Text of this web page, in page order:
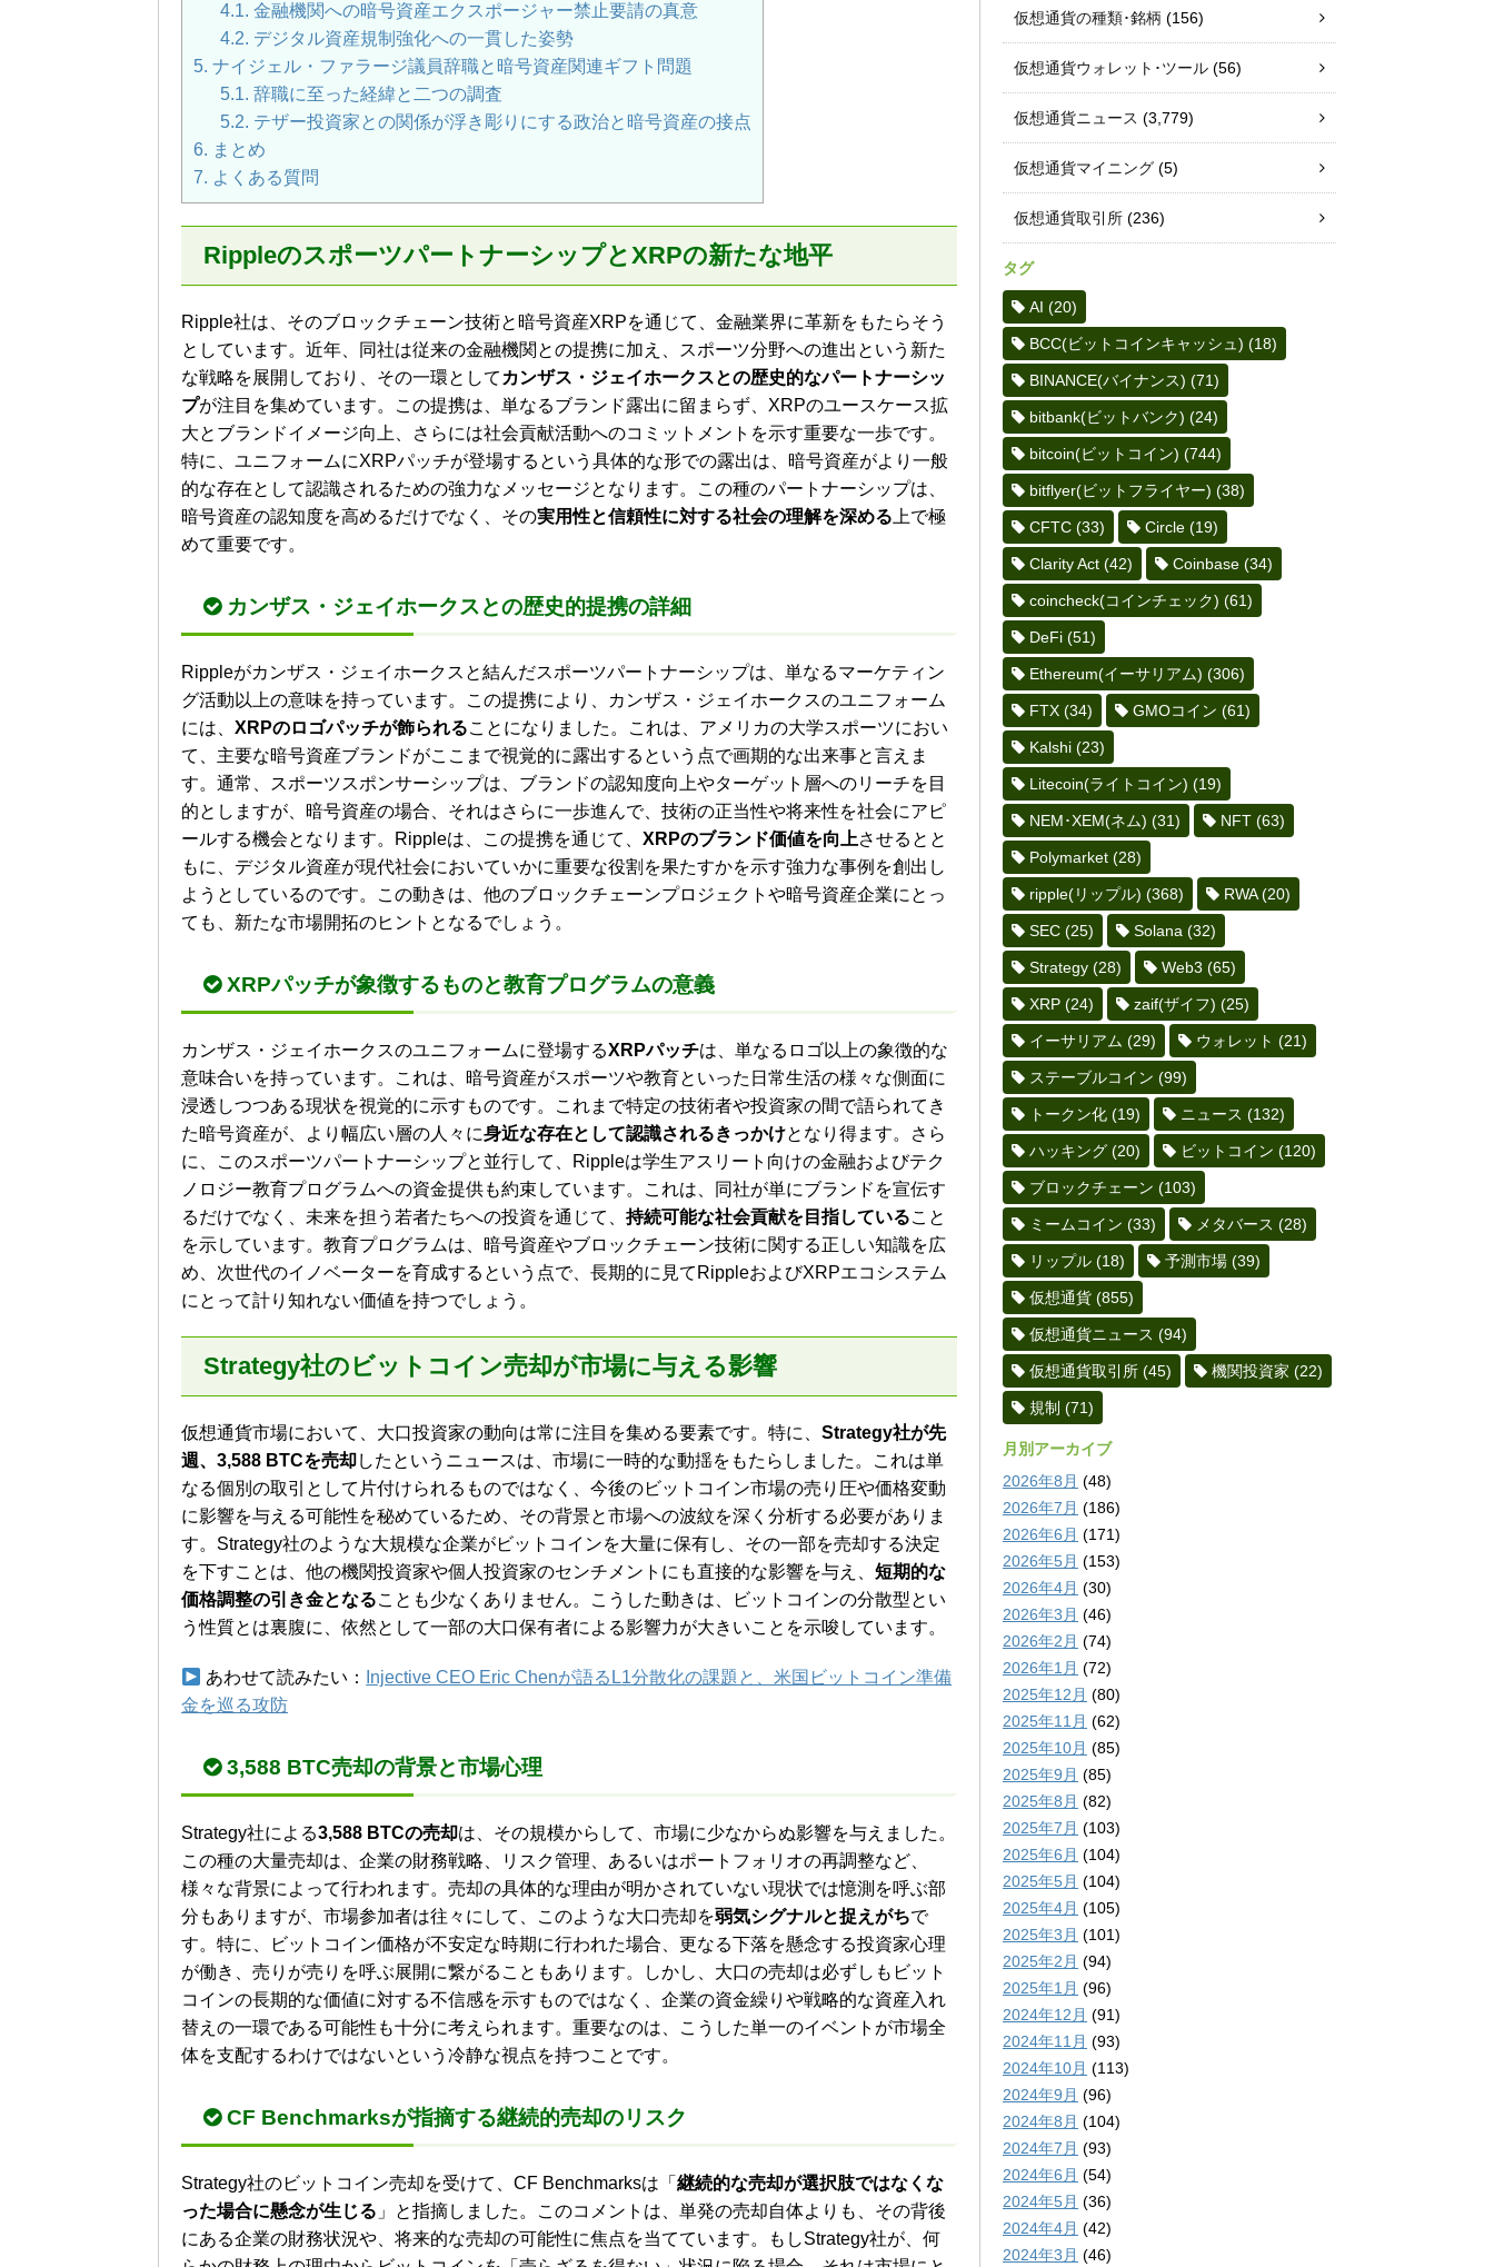
4.1. 金融機関への暗号資産エクスポージャー禁止要請の真意
4.2. デジタル資産規制強化への一貫した姿勢
5. ナイジェル・ファラージ議員辞職と暗号資産関連ギフト問題
5.1. 辞職に至った経緯と二つの調査
5.2. テザー投資家との関係が浮き彫りにする政治と暗号資産の接点
6. まとめ
7. よくある質問
RippleのスポーツパートナーシップとXRPの新たな地平
Ripple社は、そのブロックチェーン技術と暗号資産XRPを通じて、金融業界に革新をもたらそう
としています。近年、同社は従来の金融機関との提携に加え、スポーツ分野への進出という新た
な戦略を展開しており、その一環として カンザス・ジェイホークスとの歴史的なパートナーシッ
プが注目を集めています。この提携は、単なるブランド露出に留まらず、XRPのユースケース拡
大とブランドイメージ向上、さらには社会貢献活動へのコミットメントを示す重要な一歩です。
特に、ユニフォームにXRPパッチが登場するという具体的な形での露出は、暗号資産がより一般
的な存在として認識されるための強力なメッセージとなります。この種のパートナーシップは、
暗号資産の認知度を高めるだけでなく、その実用性と信頼性に対する社会の理解を深める 上で極
めて重要です。
カンザス・ジェイホークスとの歴史的提携の詳細
Rippleがカンザス・ジェイホークスと結んだスポーツパートナーシップは、単なるマーケティン
グ活動以上の意味を持っています。この提携により、カンザス・ジェイホークスのユニフォーム
には、 XRPのロゴパッチが飾られることになりました。これは、アメリカの大学スポーツにおい
て、主要な暗号資産ブランドがここまで視覚的に露出するという点で画期的な出来事と言えま
す。通常、スポーツスポンサーシップは、ブランドの認知度向上やターゲット層へのリーチを目
的としますが、暗号資産の場合、それはさらに一歩進んで、技術の正当性や将来性を社会にアピ
ールする機会となります。Rippleは、この提携を通じて、 XRPのブランド価値を向上させるとと
もに、デジタル資産が現代社会においていかに重要な役割を果たすかを示す強力な事例を創出し
ようとしているのです。この動きは、他のブロックチェーンプロジェクトや暗号資産企業にとっ
ても、新たな市場開拓のヒントとなるでしょう。
XRPパッチが象徴するものと教育プログラムの意義
カンザス・ジェイホークスのユニフォームに登場するXRPパッチは、単なるロゴ以上の象徴的な
意味合いを持っています。これは、暗号資産がスポーツや教育といった日常生活の様々な側面に
浸透しつつある現状を視覚的に示すものです。これまで特定の技術者や投資家の間で語られてき
た暗号資産が、より幅広い層の人々に身近な存在として認識されるきっかけとなり得ます。さら
に、このスポーツパートナーシップと並行して、Rippleは学生アスリート向けの金融およびテク
ノロジー教育プログラムへの資金提供も約束しています。これは、同社が単にブランドを宣伝す
るだけでなく、未来を担う若者たちへの投資を通じて、 持続可能な社会貢献を目指していること
を示しています。教育プログラムは、暗号資産やブロックチェーン技術に関する正しい知識を広
め、次世代のイノベーターを育成するという点で、長期的に見てRippleおよびXRPエコシステム
にとって計り知れない価値を持つでしょう。
Strategy社のビットコイン売却が市場に与える影響
仮想通貨市場において、大口投資家の動向は常に注目を集める要素です。特に、 Strategy社が先
週、3,588 BTCを売却したというニュースは、市場に一時的な動揺をもたらしました。これは単
なる個別の取引として片付けられるものではなく、今後のビットコイン市場の売り圧や価格変動
に影響を与える可能性を秘めているため、その背景と市場への波紋を深く分析する必要がありま
す。Strategy社のような大規模な企業がビットコインを大量に保有し、その一部を売却する決定
を下すことは、他の機関投資家や個人投資家のセンチメントにも直接的な影響を与え、 短期的な
価格調整の引き金となることも少なくありません。こうした動きは、ビットコインの分散型とい
う性質とは裏腹に、依然として一部の大口保有者による影響力が大きいことを示唆しています。
あわせて読みたい：
Injective CEO Eric Chenが語るL1分散化の課題と、米国ビットコイン準備
金を巡る攻防
3,588 BTC売却の背景と市場心理
Strategy社による3,588 BTCの売却は、その規模からして、市場に少なからぬ影響を与えました。
この種の大量売却は、企業の財務戦略、リスク管理、あるいはポートフォリオの再調整など、
様々な背景によって行われます。売却の具体的な理由が明かされていない現状では憶測を呼ぶ部
分もありますが、市場参加者は往々にして、このような大口売却を弱気シグナルと捉えがちで
す。特に、ビットコイン価格が不安定な時期に行われた場合、更なる下落を懸念する投資家心理
が働き、売りが売りを呼ぶ展開に繋がることもあります。しかし、大口の売却は必ずしもビット
コインの長期的な価値に対する不信感を示すものではなく、企業の資金繰りや戦略的な資産入れ
替えの一環である可能性も十分に考えられます。重要なのは、こうした単一のイベントが市場全
体を支配するわけではないという冷静な視点を持つことです。
CF Benchmarksが指摘する継続的売却のリスク
Strategy社のビットコイン売却を受けて、CF Benchmarksは「 継続的な売却が選択肢ではなくな
った場合に懸念が生じる 」と指摘しました。このコメントは、単発の売却自体よりも、その背後
にある企業の財務状況や、将来的な売却の可能性に焦点を当てています。もしStrategy社が、何
仮想通貨の種類･銘柄 (156)
仮想通貨ウォレット･ツール (56)
仮想通貨ニュース (3,779)
仮想通貨マイニング (5)
仮想通貨取引所 (236)
タグ
AI (20)
BCC(ビットコインキャッシュ) (18)
BINANCE(バイナンス) (71)
bitbank(ビットバンク) (24)
bitcoin(ビットコイン) (744)
bitflyer(ビットフライヤー) (38)
CFTC (33) Circle (19)
Clarity Act (42) Coinbase (34)
coincheck(コインチェック) (61)
DeFi (51)
Ethereum(イーサリアム) (306)
FTX (34) GMOコイン (61)
Kalshi (23)
Litecoin(ライトコイン) (19)
NEM･XEM(ネム) (31) NFT (63)
Polymarket (28)
ripple(リップル) (368) RWA(20)
SEC (25) Solana (32)
Strategy (28) Web3 (65)
XRP (24) zaif(ザイフ) (25)
イーサリアム (29) ウォレット (21)
ステーブルコイン (99)
トークン化 (19) ニュース (132)
ハッキング (20) ビットコイン (120)
ブロックチェーン (103)
ミームコイン (33) メタバース (28)
リップル (18) 予測市場 (39)
仮想通貨 (855)
仮想通貨ニュース (94)
仮想通貨取引所 (45) 機関投資家 (22)
規制 (71)
月別アーカイブ
2026年8月 (48)
2026年7月 (186)
2026年6月 (171)
2026年5月 (153)
2026年4月 (30)
2026年3月 (46)
2026年2月 (74)
2026年1月 (72)
2025年12月 (80)
2025年11月 (62)
2025年10月 (85)
2025年9月 (85)
2025年8月 (82)
2025年7月 (103)
2025年6月 (104)
2025年5月 (104)
2025年4月 (105)
2025年3月 (101)
2025年2月 (94)
2025年1月 (96)
2024年12月 (91)
2024年11月 (93)
2024年10月 (113)
2024年9月 (96)
2024年8月 (104)
2024年7月 (93)
2024年6月 (54)
2024年5月 (36)
2024年4月 (42)
2024年3月 (46)